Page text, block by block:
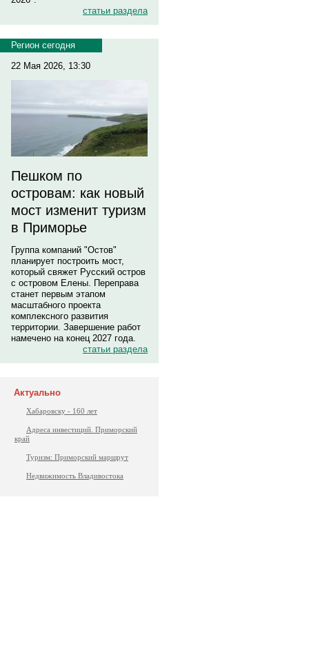
статьи раздела
Регион сегодня
22 Мая 2026, 13:30
Пешком по
островам: как новый
мост изменит туризм
в Приморье
Группа компаний "Остов"
планирует построить мост,
который свяжет Русский остров
с островом Елены. Переправа
станет первым этапом
масштабного проекта
комплексного развития
территории. Завершение работ
намечено на конец 2027 года.
статьи раздела
Актуально
Хабаровску - 160 лет
Адреса инвестиций. Приморский
край
Туризм: Приморский маршрут
Недвижимость Владивостока